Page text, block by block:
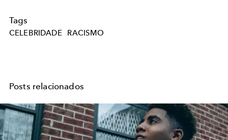
Tags
CELEBRIDADE RACISMO
Posts relacionados